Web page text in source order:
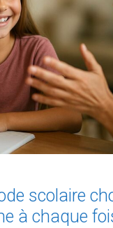
scolaire
à chaque